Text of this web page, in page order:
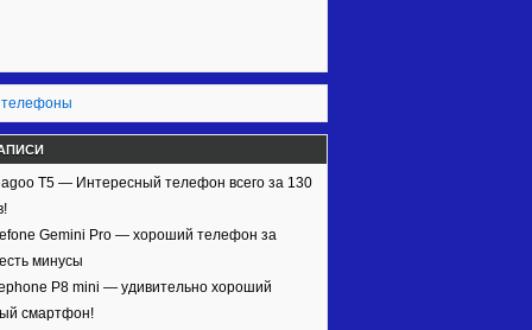
телефоны
T5 — Интересный телефон всего за 130
Gemini Pro — хороший телефон за
минусы
P8 mini — удивительно хороший
смартфон!